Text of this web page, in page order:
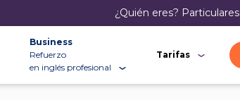
¿Quién eres? particulares
Business
Refuerzo
en inglés profesional
Tarifas